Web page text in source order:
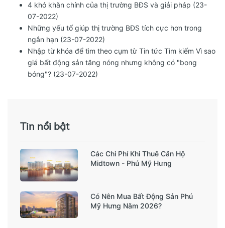
4 khó khăn chính của thị trường BĐS và giải pháp (23-
07-2022)
Những yếu tố giúp thị trường BĐS tích cực hơn trong
ngắn hạn (23-07-2022)
Nhập từ khóa để tìm theo cụm từ Tin tức Tìm kiếm Vì sao
giá bất động sản tăng nóng nhưng không có "bong
bóng"? (23-07-2022)
Tin nổi bật
Các Chi Phí Khi Thuê Căn Hộ
Midtown - Phú Mỹ Hưng
Có Nên Mua Bất Động Sản Phú
Mỹ Hưng Năm 2026?